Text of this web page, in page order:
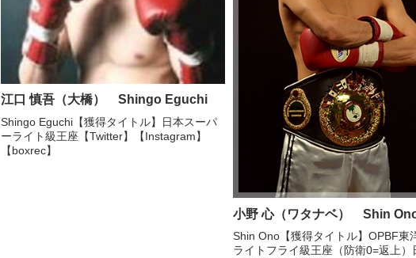
江口 慎吾（大橋） Shingo Eguchi
Shingo Eguchi【獲得タイトル】日本スーパ
ーライト級王座【Twitter】【Instagram】
【boxrec】
小野 心（ワタナベ） Shin
Shin Ono【獲得タイトル】OPBF東
ライトフライ級王座（防衛0=返上）